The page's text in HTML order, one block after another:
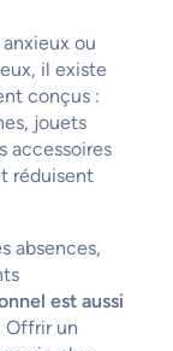
ou
il existe
conçus :
jouets
accessoires
réduisent
absences,
est aussi
Offrir un